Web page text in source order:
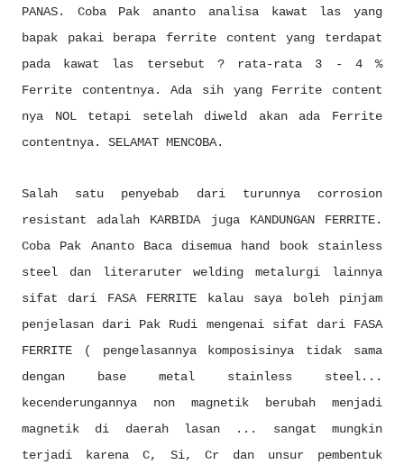
PANAS. Coba Pak ananto analisa kawat las yang
bapak pakai berapa ferrite content yang terdapat
pada kawat las tersebut ? rata-rata 3 - 4 %
Ferrite contentnya. Ada sih yang Ferrite content
nya NOL tetapi setelah diweld akan ada Ferrite
contentnya. SELAMAT MENCOBA.
Salah satu penyebab dari turunnya corrosion
resistant adalah KARBIDA juga KANDUNGAN FERRITE.
Coba Pak Ananto Baca disemua hand book stainless
steel dan literaruter welding metalurgi lainnya
sifat dari FASA FERRITE kalau saya boleh pinjam
penjelasan dari Pak Rudi mengenai sifat dari FASA
FERRITE ( pengelasannya komposisinya tidak sama
dengan base metal stainless steel...
kecenderungannya non magnetik berubah menjadi
magnetik di daerah lasan ... sangat mungkin
terjadi karena C, Si, Cr dan unsur pembentuk